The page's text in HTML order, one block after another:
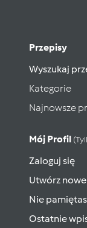
Przepisy
Wyszukaj
Kategorie
Najnowsze
Mój Profil
Zaloguj się
Utwórz
Nie
Ostatnie